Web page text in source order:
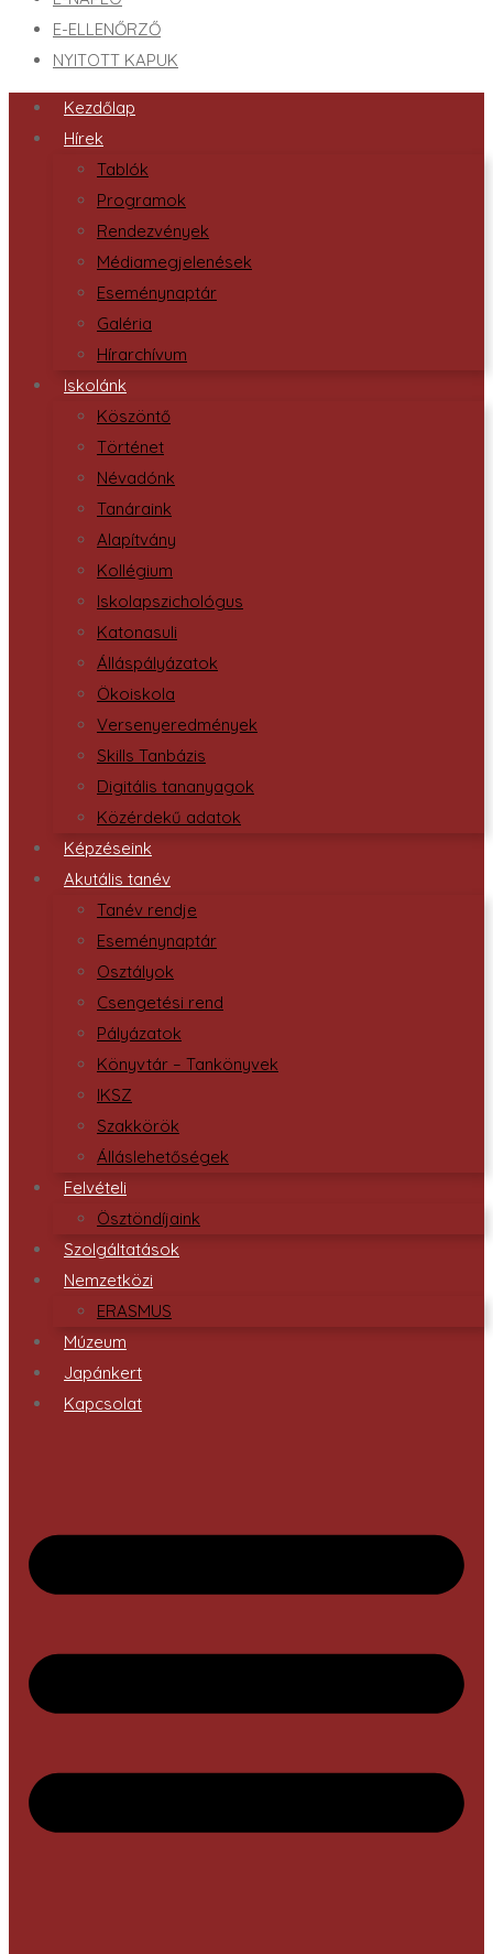
E-ELLENŐRZŐ
NYITOTT KAPUK
Kezdőlap
Hírek
Tablók
Programok
Rendezvények
Médiamegjelenések
Eseménynaptár
Galéria
Hírarchívum
Iskolánk
Köszöntő
Történet
Névadónk
Tanáraink
Alapítvány
Kollégium
Iskolapszichológus
Katonasuli
Álláspályázatok
Ökoiskola
Versenyeredmények
Skills Tanbázis
Digitális tananyagok
Közérdekű adatok
Képzéseink
Akutális tanév
Tanév rendje
Eseménynaptár
Osztályok
Csengetési rend
Pályázatok
Könyvtár – Tankönyvek
IKSZ
Szakkörök
Álláslehetőségek
Felvételi
Ösztöndíjaink
Szolgáltatások
Nemzetközi
ERASMUS
Múzeum
Japánkert
Kapcsolat